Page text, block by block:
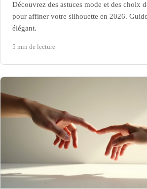
Découvrez des astuces mode et des choix
pour affiner votre silhouette en 2026.
élégant.
5 min de lecture